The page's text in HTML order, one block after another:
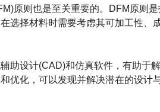
则也是至关重要的。DFM原则是
选择材料时需要考虑其可加工性、
设计(CAD)和仿真软件，有助于
优化，可以发现并解决潜在的设计